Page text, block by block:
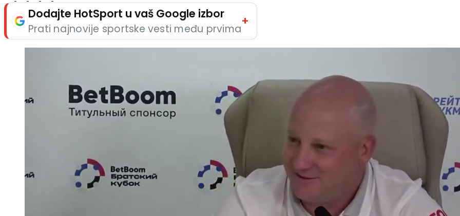
Dodajte HotSport u vaš Google izbor
Prati najnovije sportske vesti među prvima
+